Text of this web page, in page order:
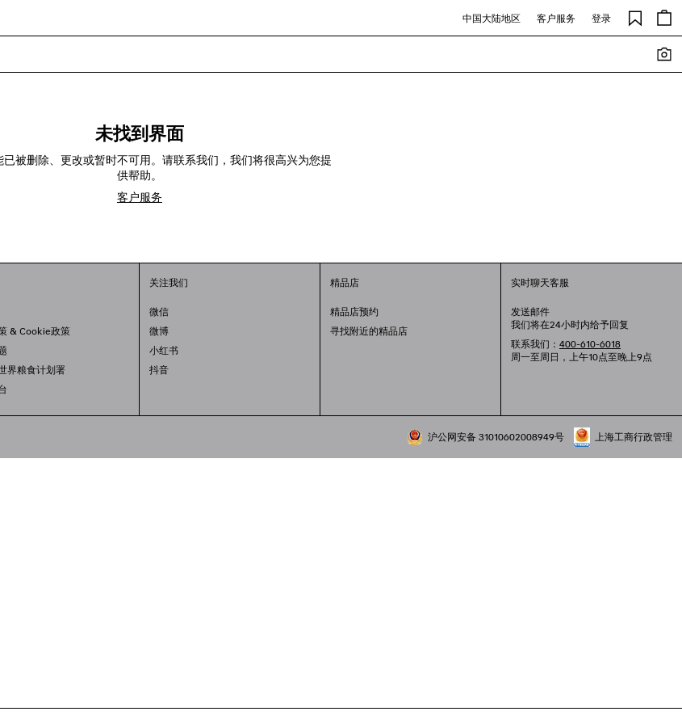
中国大陆地区 客户服务 登录
未找到界面
已被删除、更改或暂时不可用。请联系我们，我们将很高兴为您提
供帮助。
客户服务
& Cookie政策
界粮食计划署
关注我们
微信
微博
小红书
抖音
精品店
精品店预约
寻找附近的精品店
实时聊天客服
发送邮件
我们将在24小时内给予回复
联系我们： 400-610-6018
周一至周日，上午10点至晚上9点
沪公网安备 31010602008949号 上海工商行政管理